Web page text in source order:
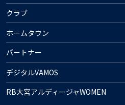
クラブ
ホームタウン
パートナー
デジタルVAMOS
RB大宮アルディージャWOMEN